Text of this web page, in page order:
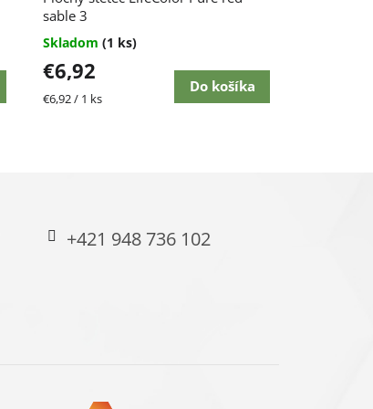
sable 3
Skladom (1 ks)
€6,92
Jednotková
€6,92 / 1 ks
Do košíka
+421 948 736 102